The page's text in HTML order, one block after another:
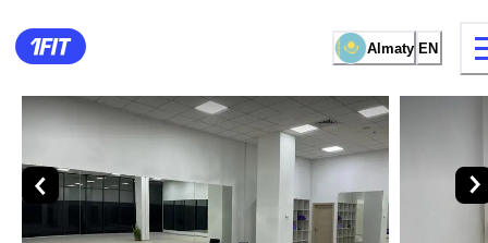
Almaty EN
15 types of classes Female
Zere Yoga & Fitness Studio